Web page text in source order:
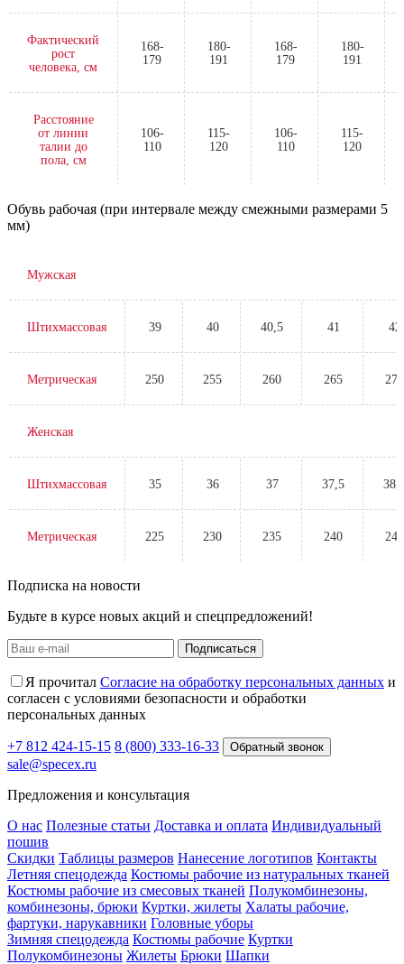
Фактический
рост
человека, см
168-
179
180-
191
168-
179
180-
191
Расстояние
от линии
талии до
пола, см
106-
110
115-
120
106-
110
115-
120
Обувь рабочая (при интервале между смежными размерами 5
мм)
Мужская
Штихмассовая 39 40 40,5 41 42
Метрическая 250 255 260 265 270
Женская
Штихмассовая 35 36 37 37,5
Метрическая 225 230 235 240 245
Подписка на новости
Будьте в курсе новых акций и спецпредложений!
Подписаться
Я прочитал Согласие на обработку персональных данных и
согласен с условиями безопасности и обработки
персональных данных
+7 812 424-15-15 8 (800) 333-16-33 Обратный звонок
sale@specex.ru
Предложения и консультация
О нас Полезные статьи Доставка и оплата Индивидуальный
пошив
Скидки Таблицы размеров Нанесение логотипов Контакты
Летняя спецодежда Костюмы рабочие из натуральных тканей
Костюмы рабочие из смесовых тканей Полукомбинезоны,
комбинезоны, брюки Куртки, жилеты Халаты рабочие,
фартуки, нарукавники Головные уборы
Зимняя спецодежда Костюмы рабочие Куртки
Полукомбинезоны Жилеты Брюки Шапки